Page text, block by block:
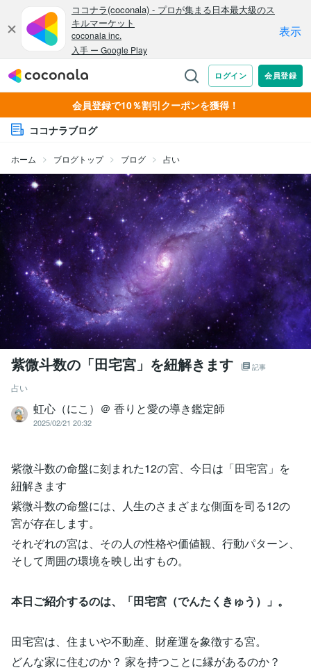
会員登録で10％割引クーポンを獲得！
ココナラブログ
ホーム ブログトップ ブログ 占い
紫微斗数の「田宅宮」を紐解きます 記事
占い
虹心（にこ）＠ 香りと愛の導き鑑定師
2025/02/21 20:32
紫微斗数の命盤に刻まれた12の宮、今日は「田宅宮」を
紐解きます
紫微斗数の命盤には、人生のさまざまな側面を司る12の
宮が存在します。
それぞれの宮は、その人の性格や価値観、行動パターン、
そして周囲の環境を映し出すもの。
本日ご紹介するのは、「田宅宮（でんたくきゅう）」。
田宅宮は、住まいや不動産、財産運を象徴する宮。
どんな家に住むのか？ 家を持つことに縁があるのか？